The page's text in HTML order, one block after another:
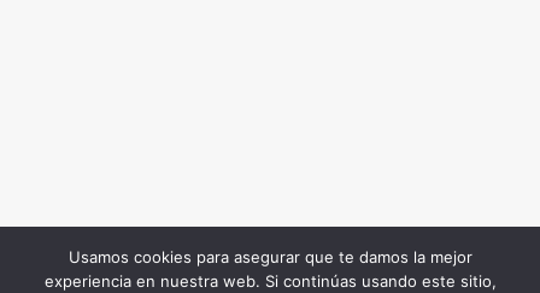
Todos los Derechos Reservados. Somos Noticia COL
Usamos cookies para asegurar que te damos la mejor
experiencia en nuestra web. Si continúas usando este sitio,